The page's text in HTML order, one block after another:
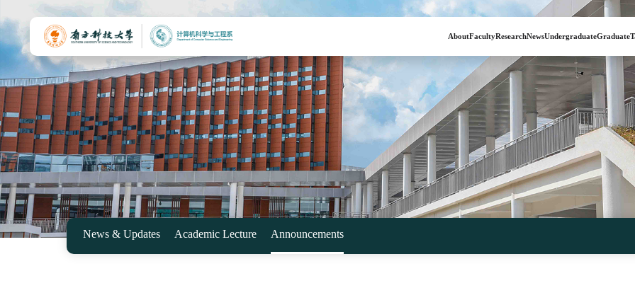
AboutFacultyResearchNewsUndergraduateGraduate
News & Updates Academic Lecture Announcements